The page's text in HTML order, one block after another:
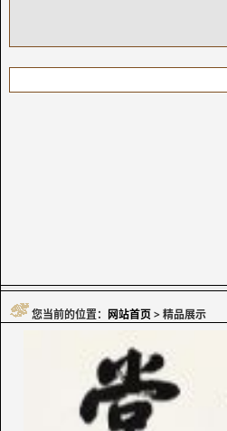
您当前的位置： 网站首页> 精品展示